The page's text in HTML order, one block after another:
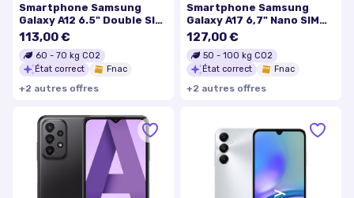
Smartphone Samsung
Galaxy A12 6.5" Double SIM
64 Go Blanc
113,00 €
60 - 70 kg CO2
État correct
Fnac
+2 autres offres
Smartphone Samsung
Galaxy A17 6,7" Nano SIM
128 Go Bleu clair
127,00 €
50 - 100 kg CO2
État correct
Fnac
+2 autres offres